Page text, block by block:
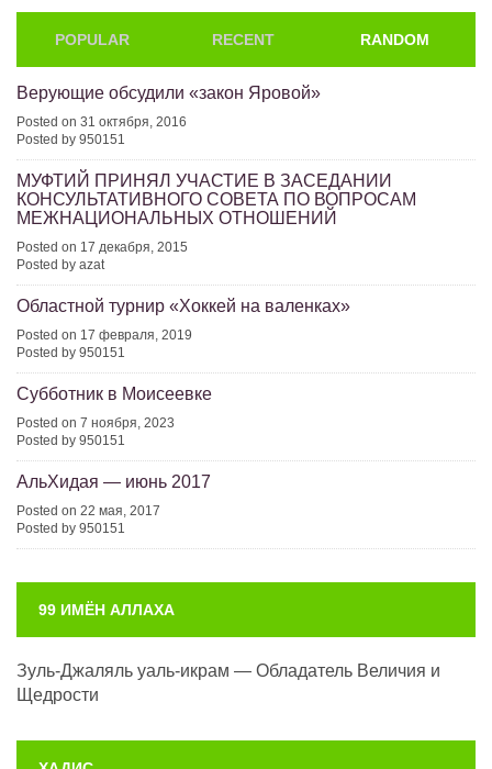
POPULAR RECENT RANDOM
Верующие обсудили «закон Яровой»
Posted on 31 октября, 2016
Posted by 950151
МУФТИЙ ПРИНЯЛ УЧАСТИЕ В ЗАСЕДАНИИ
КОНСУЛЬТАТИВНОГО СОВЕТА ПО ВОПРОСАМ
МЕЖНАЦИОНАЛЬНЫХ ОТНОШЕНИЙ
Posted on 17 декабря, 2015
Posted by azat
Областной турнир «Хоккей на валенках»
Posted on 17 февраля, 2019
Posted by 950151
Субботник в Моисеевке
Posted on 7 ноября, 2023
Posted by 950151
АльХидая — июнь 2017
Posted on 22 мая, 2017
Posted by 950151
99 ИМЁН АЛЛАХА
Зуль-Джаляль уаль-икрам — Обладатель Величия и
Щедрости